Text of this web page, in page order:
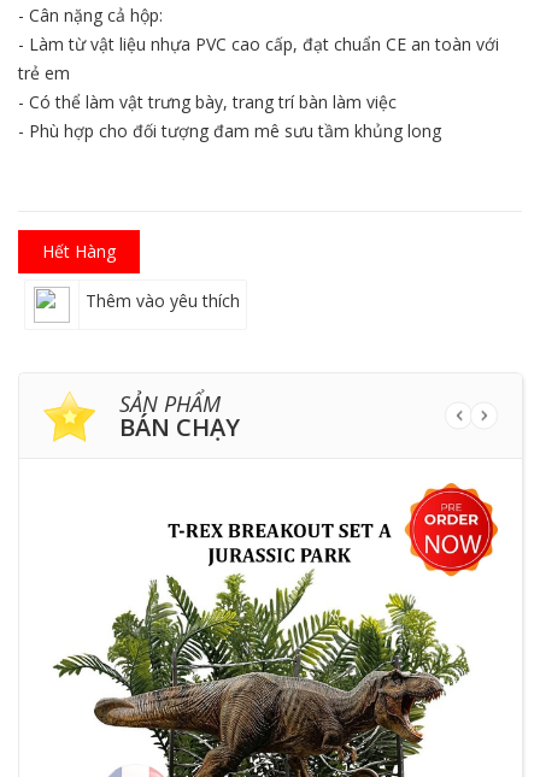
- Cân nặng cả hộp:
- Làm từ vật liệu nhựa PVC cao cấp, đạt chuẩn CE an toàn với
trẻ em
- Có thể làm vật trưng bày, trang trí bàn làm việc
- Phù hợp cho đối tượng đam mê sưu tầm khủng long
Hết Hàng
Thêm vào yêu thích
SẢN PHẨM
BÁN CHẠY